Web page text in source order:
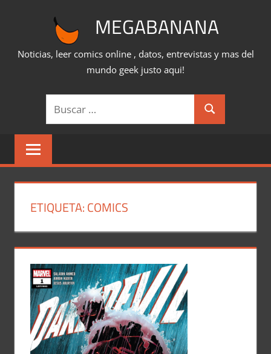
MEGABANANA
Noticias, leer comics online , datos, entrevistas y mas del
mundo geek justo aqui!
Buscar:
Buscar
ETIQUETA:COMICS